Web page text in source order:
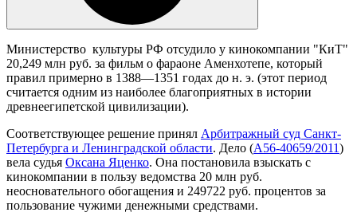
Министерство культуры РФ отсудило у кинокомпании "КиТ"
20,249 млн руб. за фильм о фараоне Аменхотепе, который
правил примерно в 1388—1351 годах до н. э. (этот период
считается одним из наиболее благоприятных в истории
древнеегипетской цивилизации).
Соответствующее решение принял Арбитражный суд Санкт-
Петербурга и Ленинградской области. Дело (А56-40659/2011)
вела судья Оксана Яценко. Она постановила взыскать с
кинокомпании в пользу ведомства 20 млн руб.
неосновательного обогащения и 249722 руб. процентов за
пользование чужими денежными средствами.